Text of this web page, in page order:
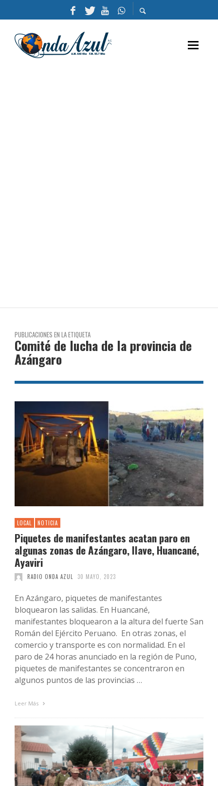
PUBLICACIONES EN LA ETIQUETA
Comité de lucha de la provincia de
Azángaro
LOCAL NOTICIA
Piquetes de manifestantes acatan paro en
algunas zonas de Azángaro, Ilave, Huancané,
Ayaviri
RADIO ONDA AZUL 30 MAYO, 2023
En Azángaro, piquetes de manifestantes
bloquearon las salidas. En Huancané,
manifestantes bloquearon a la altura del fuerte San
Román del Ejército Peruano. En otras zonas, el
comercio y transporte es con normalidad. En el
paro de 24 horas anunciado en la región de Puno,
piquetes de manifestantes se concentraron en
algunos puntos de las provincias …
Leer Más